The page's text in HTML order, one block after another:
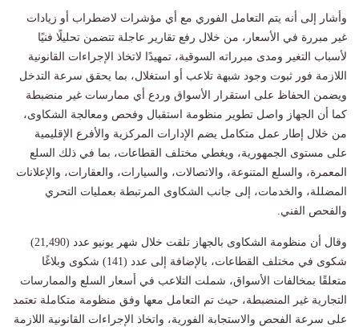
وأشار إلى أنه يتم التعامل الفوري مع أي مؤشرات لاضطراب أو زيادات
غير مبررة في الأسعار، من خلال رفع تقارير عاجلة تتضمن تحليلًا فنيًا
لأسباب التغير ومدى مبرراته السوقية، تمهيدًا لاتخاذ الإجراءات القانونية
اللازمة فور ثبوت وجود شبهة تلاعب أو استغلال، بما يحقق سرعة التدخل
ويضمن الحفاظ على استقرار الأسواق وردع أي ممارسات غير منضبطة
كما أن الجهاز واصل تطوير منظومة استقبال وفحص ومعالجة الشكاوى،
من خلال إطار عمل متكامل يضم الإدارات المركزية والأفرع الإقليمية
على مستوى الجمهورية، ويغطي مختلف القطاعات، بما في ذلك السلع
المعمرة، والسلع المتنوعة، والاتصالات، والسيارات، والعقارات، والإعلانات
المضللة، والخدمات، إلى جانب الشكاوى المرتبطة بعمليات التحري
والفحص الفني.
وقال أن منظومة الشكاوى بالجهاز تلقت خلال شهر يونيو عدد (21,490)
شكوى في مختلف القطاعات، بالإضافة إلى عدد (141) شكوى وبلاغًا
متعلقًا بمخالفات الأسواق، شملت التلاعب في أسعار السلع والممارسات
التجارية غير المنضبطة، حيث تم التعامل معها وفق منظومة متكاملة تعتمد
على سرعة الفحص والاستجابة الفورية، واتخاذ الإجراءات القانونية اللازمة